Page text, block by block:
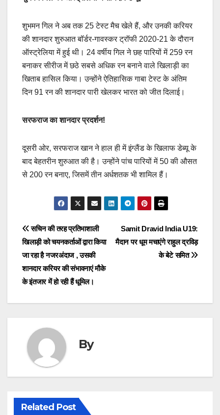
शुभमन गिल ने अब तक 25 टेस्ट मैच खेले हैं, और उनकी करियर
की शानदार शुरुआत बॉर्डर-गावस्कर ट्रॉफी 2020-21 के दौरान
ऑस्ट्रेलिया में हुई थी। 24 वर्षीय गिल ने छह पारियों में 259 रन
बनाकर सीरीज में छठे सबसे अधिक रन बनाने वाले खिलाड़ी का
खिताब हासिल किया। उन्होंने ऐतिहासिक गाबा टेस्ट के अंतिम
दिन 91 रन की शानदार पारी खेलकर भारत को जीत दिलाई।
सरफराज का शानदार प्रदर्शन!
दूसरी ओर, सरफराज खान ने हाल ही में इंग्लैंड के खिलाफ डेब्यू के
बाद बेहतरीन शुरुआत की है। उन्होंने पांच पारियों में 50 की औसत
से 200 रन बनाए, जिसमें तीन अर्धशतक भी शामिल हैं।
Post
navigation
Samit Dravid India U19:
मैदान पर धूम मचाएंगे राहुल द्रविड़
के बेटे समित
सचिन की तरह प्रतिभाशाली
खिलाड़ी को चयनकर्ताओं द्वारा किया
जा रहा है नजरअंदाज , उसकी
शानदार करियर की संभावनाएं मौके
के इंतजार में हो रही हैं धूमिल।
By
Related Post